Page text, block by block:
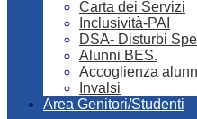
Carta dei Servizi
Inclusività-PAI
DSA- Disturbi
Alunni BES.
Accoglienza
Invalsi
Area Genitori/Studenti